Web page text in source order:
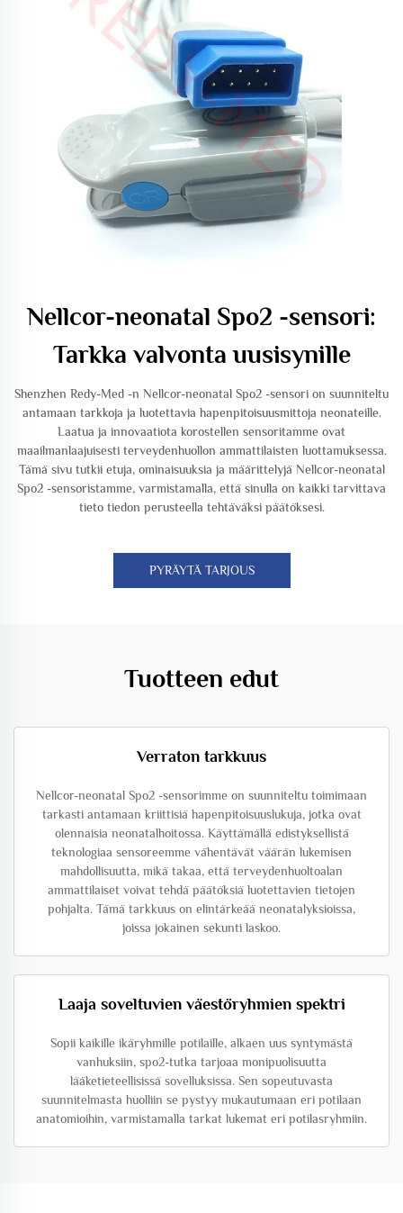
Nellcor-neonatal Spo2 -sensori:
Tarkka valvonta uusisynille
Shenzhen Redy-Med -n Nellcor-neonatal Spo2 -sensori on suunniteltu
antamaan tarkkoja ja luotettavia hapenpitoisuusmittoja neonateille.
Laatua ja innovaatiota korostellen sensoritamme ovat
maailmanlaajuisesti terveydenhuollon ammattilaisten luottamuksessa.
Tämä sivu tutkii etuja, ominaisuuksia ja määrittelyjä Nellcor-neonatal
Spo2 -sensoristamme, varmistamalla, että sinulla on kaikki tarvittava
tieto tiedon perusteella tehtäväksi päätöksesi.
PYRÄYTÄ TARJOUS
Tuotteen edut
Verraton tarkkuus
Nellcor-neonatal Spo2 -sensorimme on suunniteltu toimimaan
tarkasti antamaan kriittisiä hapenpitoisuuslukuja, jotka ovat
olennaisia neonatalhoitossa. Käyttämällä edistyksellistä
teknologiaa sensoreemme vähentävät väärän lukemisen
mahdollisuutta, mikä takaa, että terveydenhuoltoalan
ammattilaiset voivat tehdä päätöksiä luotettavien tietojen
pohjalta. Tämä tarkkuus on elintärkeää neonatalyksioissa,
joissa jokainen sekunti laskoo.
Laaja soveltuvien väestöryhmien spektri
Sopii kaikille ikäryhmille potilaille, alkaen uus syntymästä
vanhuksiin, spo2-tutka tarjoaa monipuolisuutta
lääketieteellisissä sovelluksissa. Sen sopeutuvasta
suunnitelmasta huolliin se pystyy mukautumaan eri potilaan
anatomioihin, varmistamalla tarkat lukemat eri potilasryhmiin.